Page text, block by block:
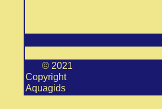
© 2021
Copyright
Aquagids.